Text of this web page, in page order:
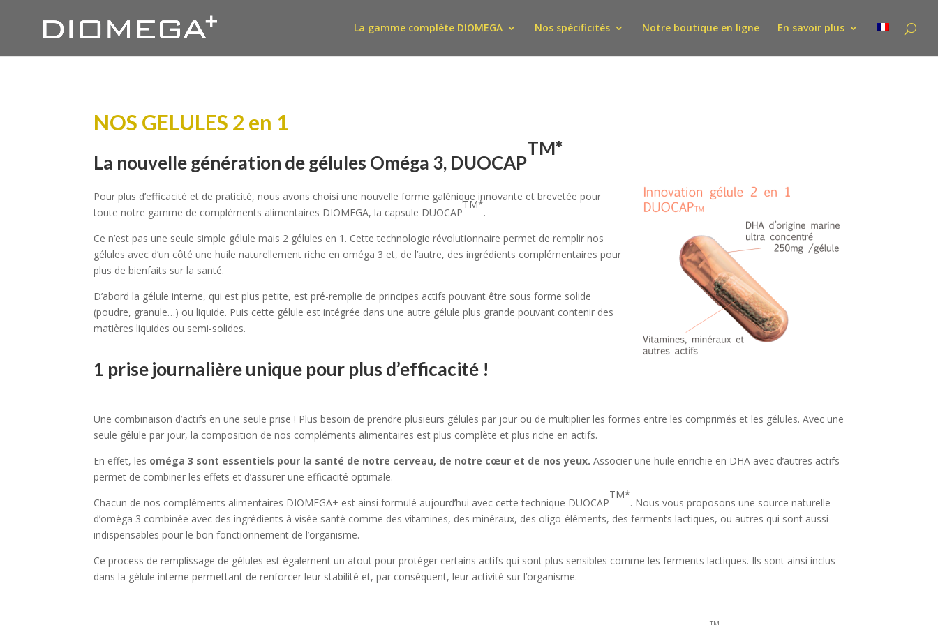
La gamme complète DIOMEGA Nos spécificités Notre boutique en ligne En savoir plus
NOS GELULES 2 en 1
La nouvelle génération de gélules Oméga 3, DUOCAP
TM*
Pour plus d’efficacité et de praticité, nous avons choisi une nouvelle forme galénique innovante et brevetée pour
toute notre gamme de compléments alimentaires DIOMEGA, la capsule DUOCAP
TM*
.
Ce n’est pas une seule simple gélule mais 2 gélules en 1. Cette technologie révolutionnaire permet de remplir nos
gélules avec d’un côté une huile naturellement riche en oméga 3 et, de l’autre, des ingrédients complémentaires pour
plus de bienfaits sur la santé.
D’abord la gélule interne, qui est plus petite, est pré-remplie de principes actifs pouvant être sous forme solide
(poudre, granule…) ou liquide. Puis cette gélule est intégrée dans une autre gélule plus grande pouvant contenir des
matières liquides ou semi-solides.
1 prise journalière unique pour plus d’efficacité !
Une combinaison d’actifs en une seule prise ! Plus besoin de prendre plusieurs gélules par jour ou de multiplier les formes entre les comprimés et les gélules. Avec une
seule gélule par jour, la composition de nos compléments alimentaires est plus complète et plus riche en actifs.
En effet, les oméga 3 sont essentiels pour la santé de notre cerveau, de notre cœur et de nos yeux. Associer une huile enrichie en DHA avec d’autres actifs
permet de combiner les effets et d’assurer une efficacité optimale.
Chacun de nos compléments alimentaires DIOMEGA+ est ainsi formulé aujourd’hui avec cette technique DUOCAP
TM*
. Nous vous proposons une source naturelle
d’oméga 3 combinée avec des ingrédients à visée santé comme des vitamines, des minéraux, des oligo-éléments, des ferments lactiques, ou autres qui sont aussi
indispensables pour le bon fonctionnement de l’organisme.
Ce process de remplissage de gélules est également un atout pour protéger certains actifs qui sont plus sensibles comme les ferments lactiques. Ils sont ainsi inclus
dans la gélule interne permettant de renforcer leur stabilité et, par conséquent, leur activité sur l’organisme.